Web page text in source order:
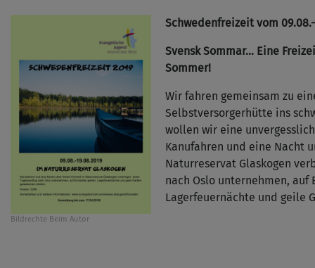
Bildrechte Beim Autor
Schwedenfreizeit vom 09.08.-
Svensk Sommar… Eine
Sommer!
Wir fahren gemeinsam zu
Selbstversorgerhütte ins
wollen wir eine
Kanufahren und eine Nacht
Naturreservat Glaskogen
nach Oslo unternehmen, auf
Lagerfeuernächte und geile